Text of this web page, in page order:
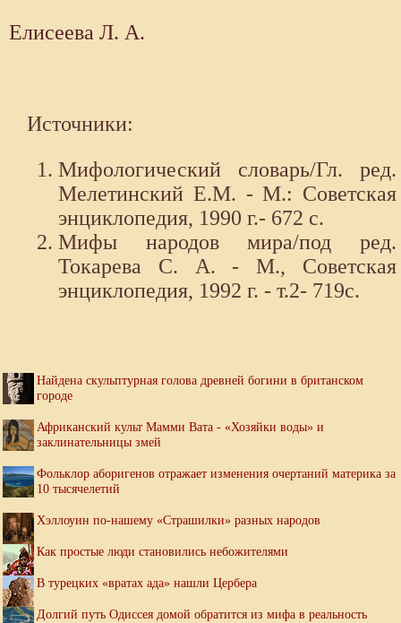
Елисеева Л. А.
Источники:
Мифологический словарь/Гл. ред.
Мелетинский Е.М. - М.: Советская
энциклопедия, 1990 г.- 672 с.
Мифы народов мира/под ред.
Токарева С. А. - М., Советская
энциклопедия, 1992 г. - т.2- 719с.
Найдена скульптурная голова древней богини в британском
городе
Африканский культ Мамми Вата - «Хозяйки воды» и
заклинательницы змей
Фольклор аборигенов отражает изменения очертаний материка за
10 тысячелетий
Хэллоуин по-нашему «Страшилки» разных народов
Как простые люди становились небожителями
В турецких «вратах ада» нашли Цербера
Долгий путь Одиссея домой обратится из мифа в реальность